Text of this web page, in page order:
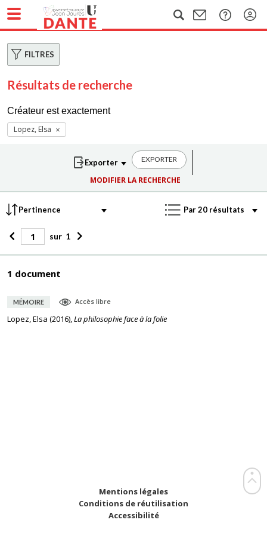
FILTRES
Résultats de recherche
Créateur est exactement
Lopez, Elsa
EXPORTER
MODIFIER LA RECHERCHE
sur 1
1 document
MÉMOIRE Accès libre
Lopez, Elsa (2016),La philosophie face à la folie
Mentions légales
Conditions de réutilisation
Accessibilité